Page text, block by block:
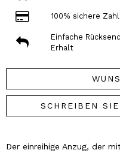
100% sichere
Einfache
Erhalt
SCHREIBEN
Der einreihige Anzug, der